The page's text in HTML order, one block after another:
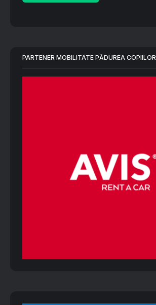
PARTENER MOBILITATE PĂDUREA COPIILOR